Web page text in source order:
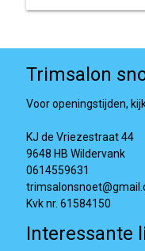
Trimsalon
Voor openingstijden,
KJ de Vriezestraat 44
9648 HB Wildervank
0614559631
Kvk nr. 61584150
Interessante